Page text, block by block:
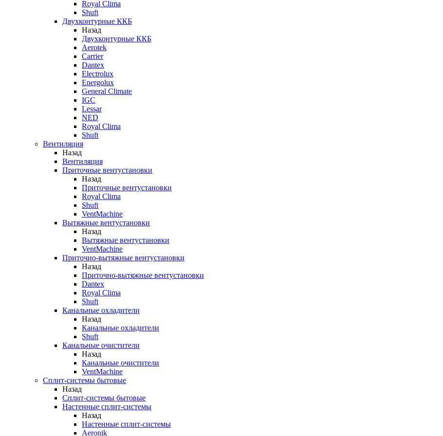
Royal Clima
Shuft
Двухконтурные ККБ
Назад
Двухконтурные ККБ
Aerotek
Carrier
Dantex
Electrolux
Energolux
General Climate
IGC
Lessar
NED
Royal Clima
Shuft
Вентиляция
Назад
Вентиляция
Приточные вентустановки
Назад
Приточные вентустановки
Royal Clima
Shuft
VentMachine
Вытяжные вентустановки
Назад
Вытяжные вентустановки
VentMachine
Приточно-вытяжные вентустановки
Назад
Приточно-вытяжные вентустановки
Dantex
Royal Clima
Shuft
Канальные охладители
Назад
Канальные охладители
Shuft
Канальные очистители
Назад
Канальные очистители
VentMachine
Сплит-системы бытовые
Назад
Сплит-системы бытовые
Настенные сплит-системы
Назад
Настенные сплит-системы
Aeronik